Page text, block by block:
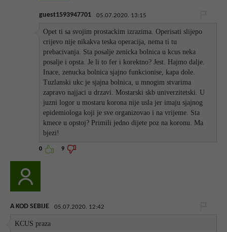
guest1593947701 05.07.2020. 13:15
Opet ti sa svojim prostackim izrazima. Operisati slijepo
crijevo nije nikakva teska operacija, nema ti tu
prebacivanja. Sta posalje zenicka bolnica u kcus neka
posalje i opsta. Je li to fer i korektno? Jest. Hajmo dalje.
Inace, zenucka bolnica sjajno funkcionise, kapa dole.
Tuzlanski ukc je sjajna bolnica, u mnogim stvarima
zapravo najjaci u drzavi. Mostarski skb univerzitetski. U
juzni logor u mostaru korona nije usla jer imaju sjajnog
epidemiologa koji je sve organizovao i na vrijeme. Sta
kmece u opstoj? Primili jedno dijete poz na koronu. Ma
bjezi!
0 9
A KOD SEBIJE 05.07.2020. 12:42
KCUS praza